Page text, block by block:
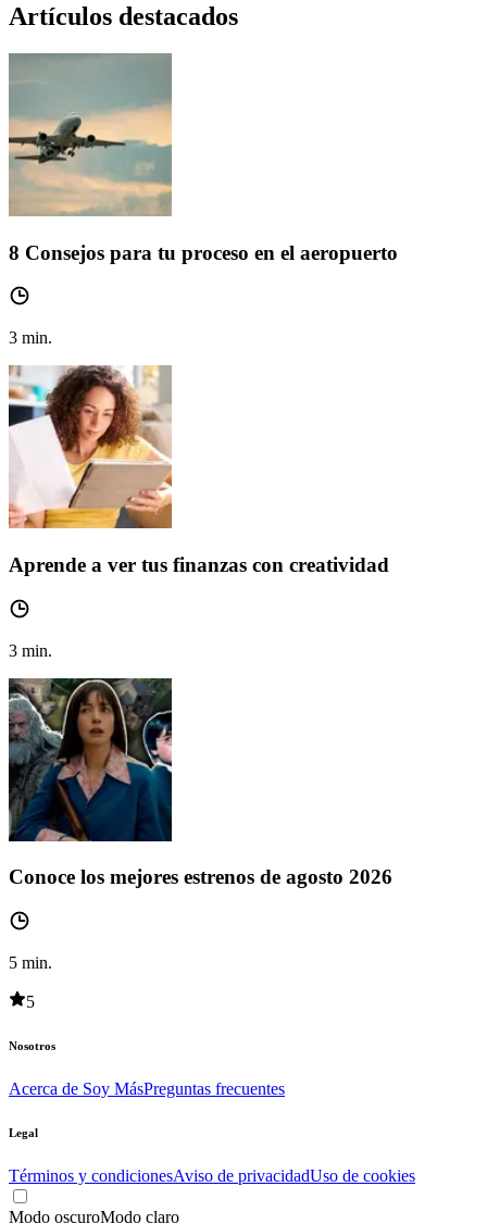
Artículos destacados
8 Consejos para tu proceso en el aeropuerto
3 min.
Aprende a ver tus finanzas con creatividad
3 min.
Conoce los mejores estrenos de agosto 2026
5 min.
5
Nosotros
Acerca de Soy MásPreguntas frecuentes
Legal
Términos y condicionesAviso de privacidadUso de cookies
Modo oscuroModo claro